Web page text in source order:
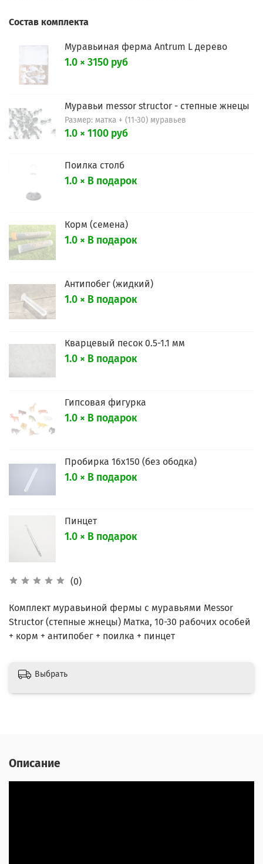
(0)
Состав комплекта
Муравьиная ферма Antrum L дерево
1.0 × 3150 руб
Муравьи messor structor - степные жнецы
Размер: матка + (11-30) муравьев
1.0 × 1100 руб
Поилка столб
1.0 × В подарок
Корм (семена)
1.0 × В подарок
Антипобег (жидкий)
1.0 × В подарок
Кварцевый песок 0.5-1.1 мм
1.0 × В подарок
Гипсовая фигурка
1.0 × В подарок
Пробирка 16х150 (без ободка)
1.0 × В подарок
Пинцет
1.0 × В подарок
Комплект муравьиной фермы с муравьями Messor
Structor (степные жнецы) Матка, 10-30 рабочих особей
+ корм + антипобег + поилка + пинцет
Выбрать
Описание